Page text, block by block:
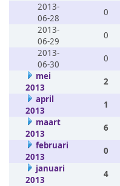
2013-
06-28
0
2013-
06-29
0
2013-
06-30
0
mei
2013
2
april
2013
1
maart
2013
6
februari
2013
0
januari
2013
4